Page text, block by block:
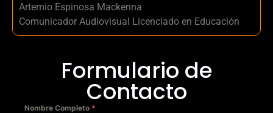
Artemio Espinosa Mackenna
Comunicador Audiovisual Licenciado en Educación
Formulario de
Contacto
Nombre Completo *